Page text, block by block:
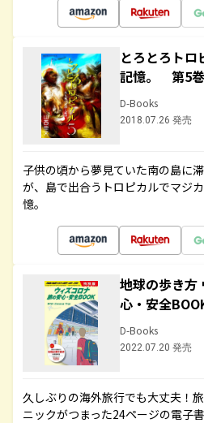
とろとろト
記憶。 第5巻
D-Books
2018.07.26 発売
子供の頃から夢見ていた南の島に
が、島で出合うトロピカルでマジ
憶。
地球の歩き方
心・安全
D-Books
2022.07.20 発売
久しぶりの海外旅行でも大丈夫！
ニックがつまった24ページの電子